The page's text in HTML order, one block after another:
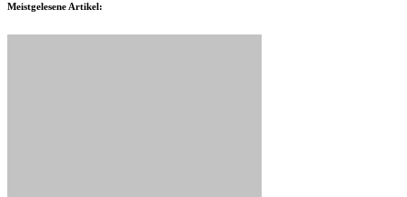
Meistgelesene Artikel: